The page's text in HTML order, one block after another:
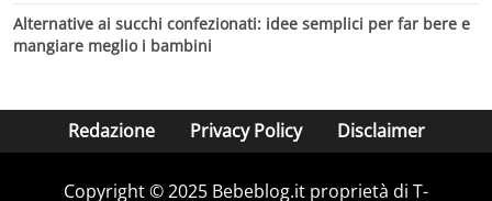
Alternative ai succhi confezionati: idee semplici per far bere e
mangiare meglio i bambini
Redazione Privacy Policy Disclaimer
Copyright © 2025 Bebeblog.it proprietà di T-